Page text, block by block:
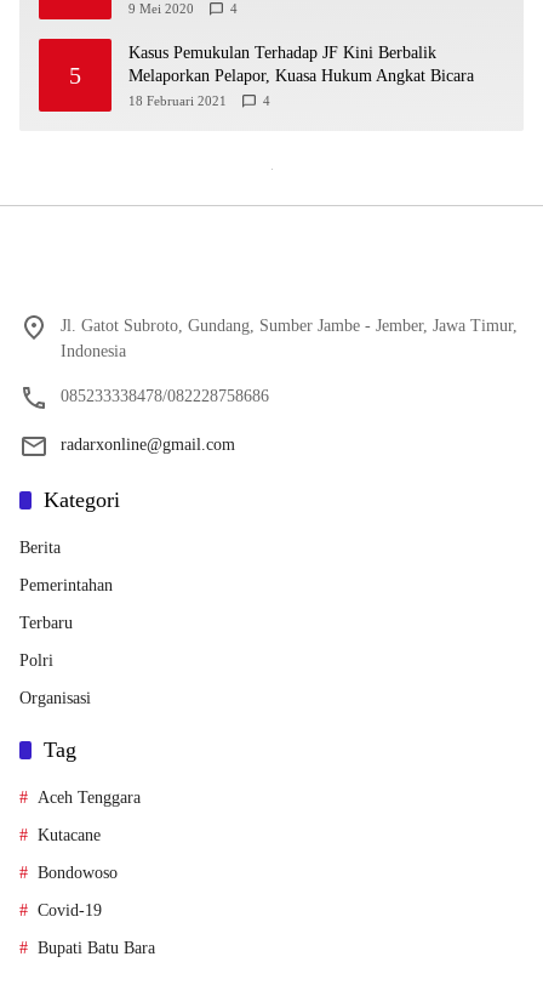
9 Mei 2020 4
5
Kasus Pemukulan Terhadap JF Kini Berbalik
Melaporkan Pelapor, Kuasa Hukum Angkat Bicara
18 Februari 2021 4
Jl. Gatot Subroto, Gundang, Sumber Jambe - Jember, Jawa Timur,
Indonesia
085233338478/082228758686
radarxonline@gmail.com
Kategori
Berita
Pemerintahan
Terbaru
Polri
Organisasi
Tag
Aceh Tenggara
Kutacane
Bondowoso
Covid-19
Bupati Batu Bara